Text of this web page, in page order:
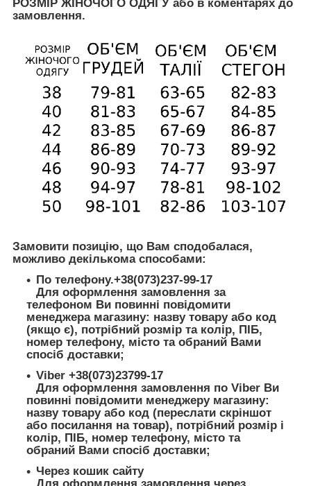
РОЗМІР ЖІНОЧОГО ОДЯГУ або в коментарях до
замовлення.
Замовити позицію, що Вам сподобалася,
можливо декількома способами:
По телефону.+38(073)237-99-17
Для оформлення замовлення за
телефоном Ви повинні повідомити
менеджера магазину: назву товару або код
(якщо є), потрібний розмір та колір, ПІБ,
номер телефону, місто та обраний Вами
спосіб доставки;
Viber +38(073)23799-17
Для оформлення замовлення по Viber Ви
повинні повідомити менеджеру магазину:
назву товару або код (переслати скріншот
або посилання на товар), потрібний розмір і
колір, ПІБ, номер телефону, місто та
обраний Вами спосіб доставки;
Через кошик сайту
Для оформлення замовлення через